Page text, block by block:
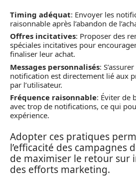
Timing adéquat: Envoyer les
raisonnable après l’abandon de
Offres incitatives: Proposer des
spéciales incitatives pour
finaliser leur achat.
Messages personnalisés:
notification est directement lié aux
par l’utilisateur.
Fréquence raisonnable: Éviter de
avec trop de notifications, ce qui
expérience.
Adopter ces pratiques
l’efficacité des campagnes
de maximiser le retour sur
des efforts marketing.